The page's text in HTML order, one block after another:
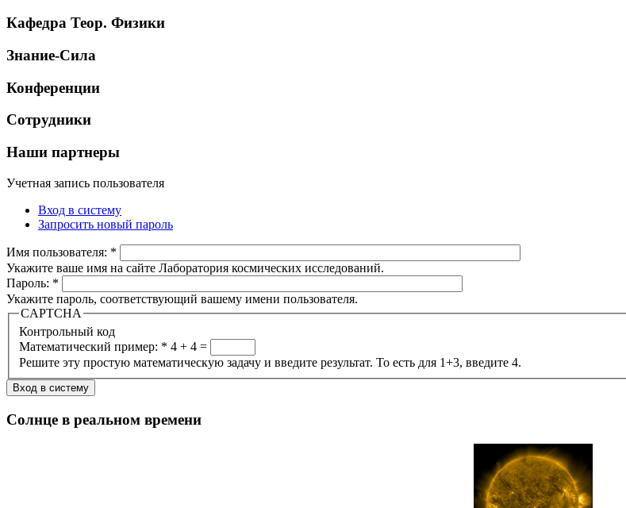
Кафедра Теор. Физики
Знание-Сила
Конференции
Сотрудники
Наши партнеры
Учетная запись пользователя
Вход в систему
Запросить новый пароль
Имя пользователя: *
Укажите ваше имя на сайте Лаборатория космических исследований.
Пароль: *
Укажите пароль, соответствующий вашему имени пользователя.
CAPTCHA
Контрольный код
Математический пример: * 4 + 4 =
Решите эту простую математическую задачу и введите результат. То есть для 1+3, введите 4.
Солнце в реальном времени